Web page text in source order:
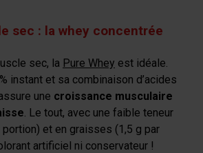
sec : la whey concentrée
sec, la Pure Whey est idéale.
instant et sa combinaison d’acides
une croissance musculaire
. Le tout, avec une faible teneur
portion) et en graisses (1,5 g par
artificiel ni conservateur !